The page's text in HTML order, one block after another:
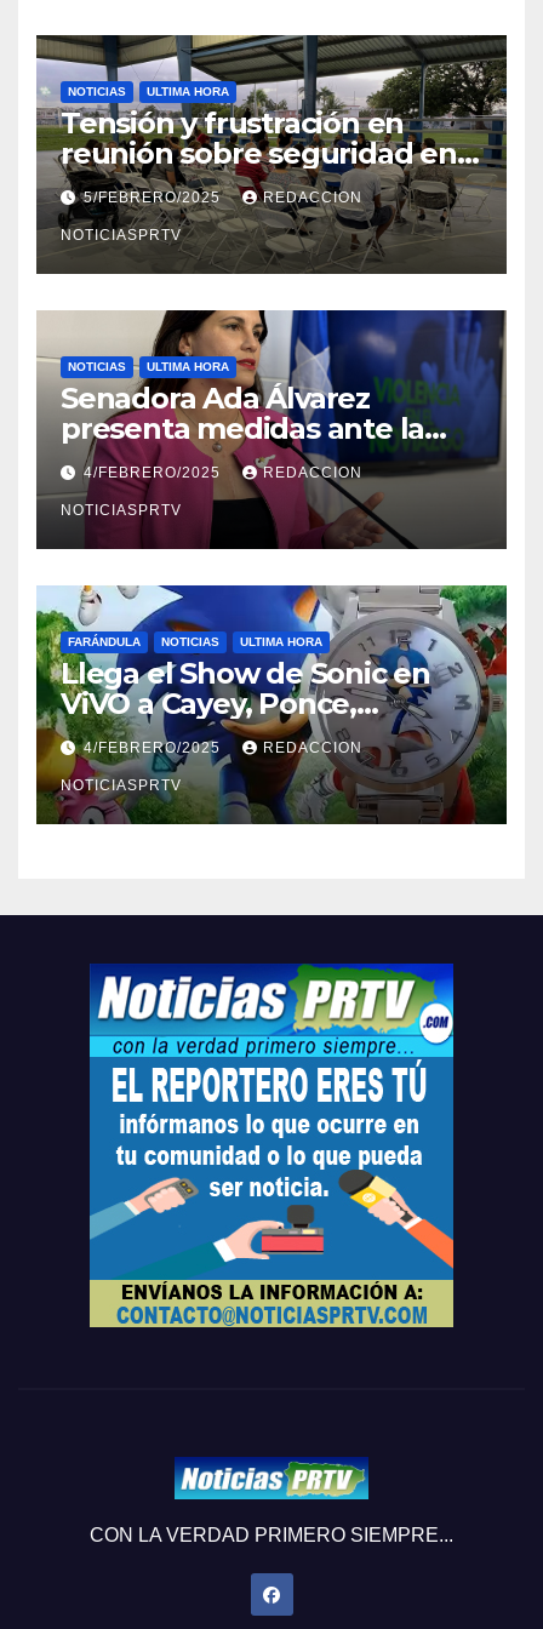
NOTICIAS ULTIMA HORA
Tensión y frustración en
reunión sobre seguridad en
Reparto Metropolitano
5/FEBRERO/2025 REDACCION
NOTICIASPRTV
NOTICIAS ULTIMA HORA
Senadora Ada Álvarez
presenta medidas ante la
violencia en el noviazgo
4/FEBRERO/2025 REDACCION
NOTICIASPRTV
FARÁNDULA NOTICIAS ULTIMA HORA
Llega el Show de Sonic en
ViVO a Cayey, Ponce,
Barceloneta y Humacao,
Relojes gratis para el que
compre ahora….
4/FEBRERO/2025 REDACCION
NOTICIASPRTV
CON LA VERDAD PRIMERO SIEMPRE...